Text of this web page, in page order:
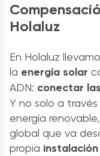
Holaluz
En Holaluz
la energía solar
ADN: conectar
Y no solo a
energía
global que va
propia